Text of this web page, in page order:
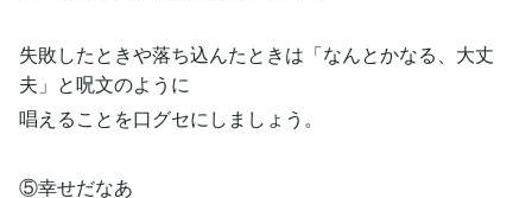
失敗したときや落ち込んたときは「なんとかなる、大丈
夫」と呪文のように
唱えることを口グセにしましょう。
⑤幸せだなあ